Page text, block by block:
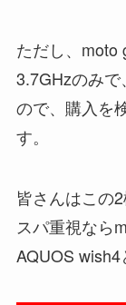
ただし、moto
3.7GHzのみ
ので、購入を
す。
皆さんはこの
スパ重視なら
AQUOS wish4